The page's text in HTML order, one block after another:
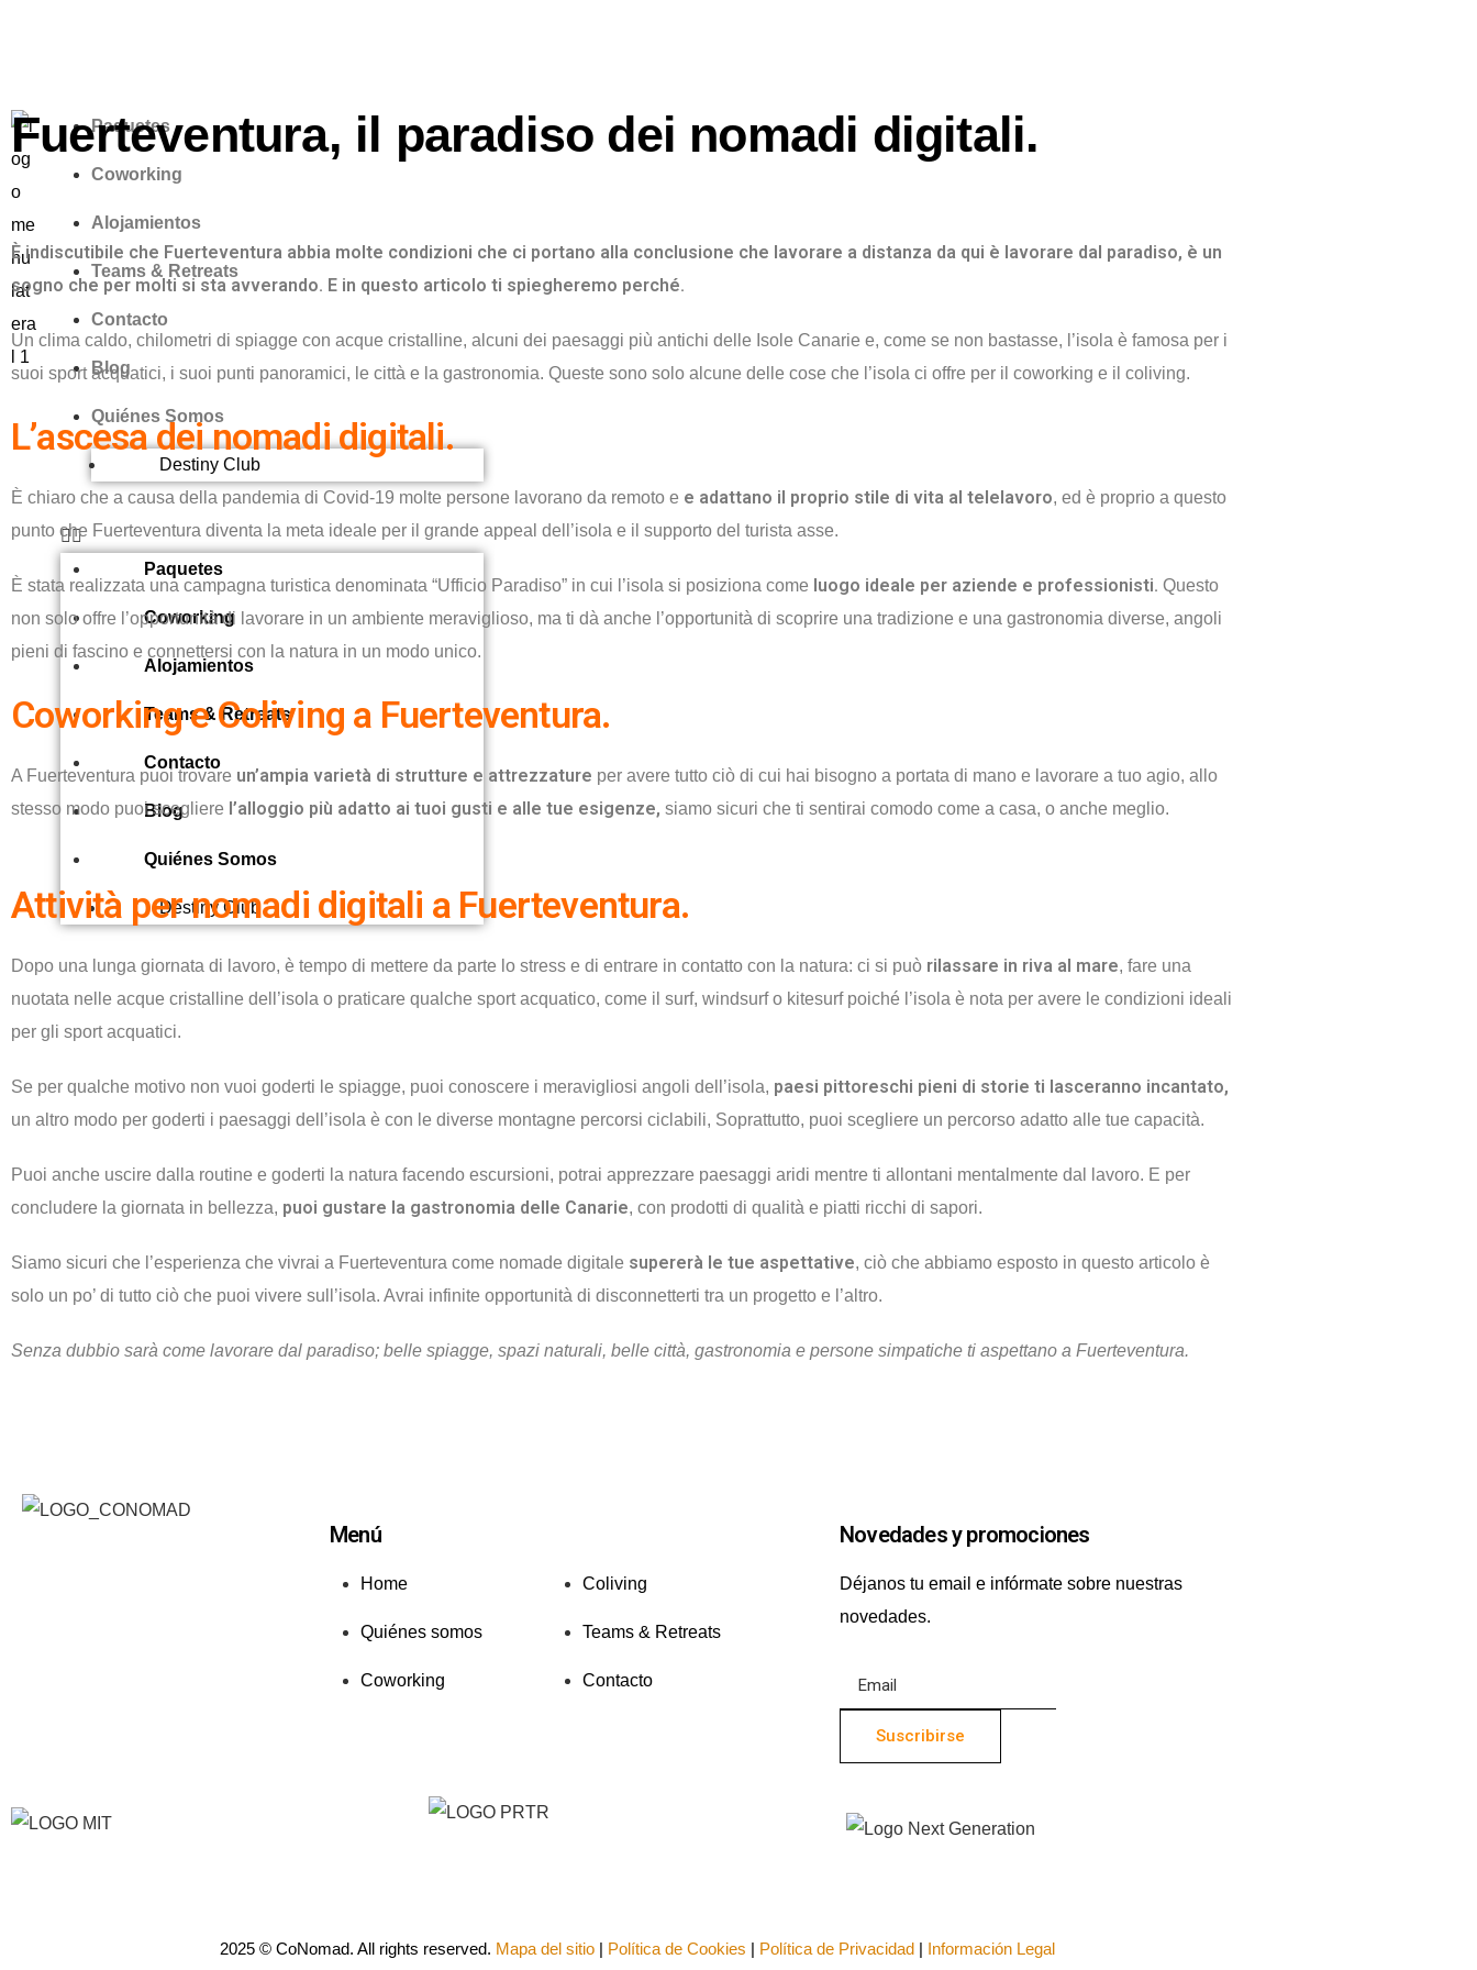
Paquetes
Coworking
Alojamientos
Teams & Retreats
Contacto
Blog
Quiénes Somos
Destiny Club
Paquetes
Coworking
Alojamientos
Teams & Retreats
Contacto
Blog
Quiénes Somos
Destiny Club
Fuerteventura, il paradiso dei nomadi digitali.
È indiscutibile che Fuerteventura abbia molte condizioni che ci portano alla conclusione che lavorare a distanza da qui è lavorare dal paradiso, è un
sogno che per molti si sta avverando. E in questo articolo ti spiegheremo perché.
Un clima caldo, chilometri di spiagge con acque cristalline, alcuni dei paesaggi più antichi delle Isole Canarie e, come se non bastasse, l’isola è famosa per i
suoi sport acquatici, i suoi punti panoramici, le città e la gastronomia. Queste sono solo alcune delle cose che l’isola ci offre per il coworking e il coliving.
L’ascesa dei nomadi digitali.
È chiaro che a causa della pandemia di Covid-19 molte persone lavorano da remoto e e adattano il proprio stile di vita al telelavoro, ed è proprio a questo
punto che Fuerteventura diventa la meta ideale per il grande appeal dell’isola e il supporto del turista asse.
È stata realizzata una campagna turistica denominata “Ufficio Paradiso” in cui l’isola si posiziona come luogo ideale per aziende e professionisti. Questo
non solo offre l’opportunità di lavorare in un ambiente meraviglioso, ma ti dà anche l’opportunità di scoprire una tradizione e una gastronomia diverse, angoli
pieni di fascino e connettersi con la natura in un modo unico.
Coworking e Coliving a Fuerteventura.
A Fuerteventura puoi trovare un’ampia varietà di strutture e attrezzature per avere tutto ciò di cui hai bisogno a portata di mano e lavorare a tuo agio, allo
stesso modo puoi scegliere l’alloggio più adatto ai tuoi gusti e alle tue esigenze, siamo sicuri che ti sentirai comodo come a casa, o anche meglio.
Attività per nomadi digitali a Fuerteventura.
Dopo una lunga giornata di lavoro, è tempo di mettere da parte lo stress e di entrare in contatto con la natura: ci si può rilassare in riva al mare, fare una
nuotata nelle acque cristalline dell’isola o praticare qualche sport acquatico, come il surf, windsurf o kitesurf poiché l’isola è nota per avere le condizioni ideali
per gli sport acquatici.
Se per qualche motivo non vuoi goderti le spiagge, puoi conoscere i meravigliosi angoli dell’isola, paesi pittoreschi pieni di storie ti lasceranno incantato,
un altro modo per goderti i paesaggi dell’isola è con le diverse montagne percorsi ciclabili, Soprattutto, puoi scegliere un percorso adatto alle tue capacità.
Puoi anche uscire dalla routine e goderti la natura facendo escursioni, potrai apprezzare paesaggi aridi mentre ti allontani mentalmente dal lavoro. E per
concludere la giornata in bellezza, puoi gustare la gastronomia delle Canarie, con prodotti di qualità e piatti ricchi di sapori.
Siamo sicuri che l’esperienza che vivrai a Fuerteventura come nomade digitale supererà le tue aspettative, ciò che abbiamo esposto in questo articolo è
solo un po’ di tutto ciò che puoi vivere sull’isola. Avrai infinite opportunità di disconnetterti tra un progetto e l’altro.
Senza dubbio sarà come lavorare dal paradiso; belle spiagge, spazi naturali, belle città, gastronomia e persone simpatiche ti aspettano a Fuerteventura.
Menú
Home
Quiénes somos
Coworking
Coliving
Teams & Retreats
Contacto
Novedades y promociones
Déjanos tu email e infórmate sobre nuestras
novedades.
2025 © CoNomad. All rights reserved. Mapa del sitio | Política de Cookies | Política de Privacidad | Información Legal